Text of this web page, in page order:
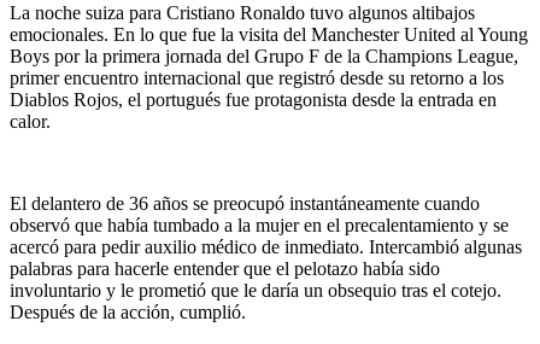
La noche suiza para Cristiano Ronaldo tuvo algunos altibajos
emocionales. En lo que fue la visita del Manchester United al Young
Boys por la primera jornada del Grupo F de la Champions League,
primer encuentro internacional que registró desde su retorno a los
Diablos Rojos, el portugués fue protagonista desde la entrada en
calor.
El delantero de 36 años se preocupó instantáneamente cuando
observó que había tumbado a la mujer en el precalentamiento y se
acercó para pedir auxilio médico de inmediato. Intercambió algunas
palabras para hacerle entender que el pelotazo había sido
involuntario y le prometió que le daría un obsequio tras el cotejo.
Después de la acción, cumplió.